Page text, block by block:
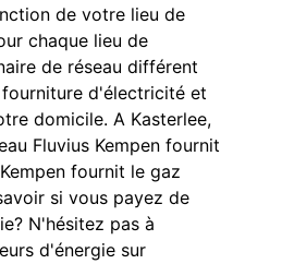
de votre lieu de
chaque lieu de
de réseau différent
d'électricité et
domicile. A Kasterlee,
Fluvius Kempen fournit
fournit le gaz
si vous payez de
N'hésitez pas à
d'énergie sur